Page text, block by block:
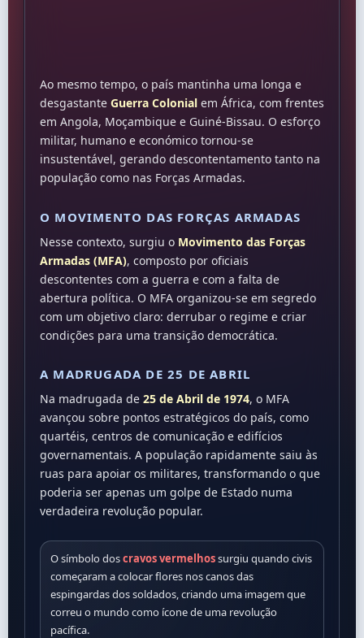
Ao mesmo tempo, o país mantinha uma longa e
desgastante Guerra Colonial em África, com frentes
em Angola, Moçambique e Guiné-Bissau. O esforço
militar, humano e económico tornou-se
insustentável, gerando descontentamento tanto na
população como nas Forças Armadas.
O MOVIMENTO DAS FORÇAS ARMADAS
Nesse contexto, surgiu o Movimento das Forças
Armadas (MFA), composto por oficiais
descontentes com a guerra e com a falta de
abertura política. O MFA organizou-se em segredo
com um objetivo claro: derrubar o regime e criar
condições para uma transição democrática.
A MADRUGADA DE 25 DE ABRIL
Na madrugada de 25 de Abril de 1974, o MFA
avançou sobre pontos estratégicos do país, como
quartéis, centros de comunicação e edifícios
governamentais. A população rapidamente saiu às
ruas para apoiar os militares, transformando o que
poderia ser apenas um golpe de Estado numa
verdadeira revolução popular.
O símbolo doscravos vermelhossurgiu quando civis
começaram a colocar flores nos canos das
espingardas dos soldados, criando uma imagem que
correu o mundo como ícone de uma revolução
pacífica.